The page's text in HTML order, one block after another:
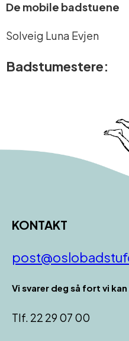
De mobile badstuene
Solveig Luna Evjen
Badstumestere:
KONTAKT
Vi svarer deg så fort vi
Tlf. 22 29 07 00